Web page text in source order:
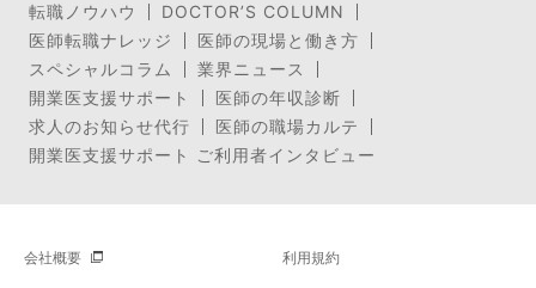
転職ノウハウ
DOCTOR’S COLUMN
医師転職ナレッジ
医師の現場と働き方
スペシャルコラム
業界ニュース
開業医支援サポート
医師の年収診断
求人のお知らせ代行
医師の職場カルテ
開業医支援サポート ご利用者インタビュー
会社概要 利用規約